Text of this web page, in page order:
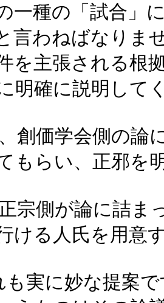
一種の「試合」
言わねばなりま
を主張される根
明確に説明して
創価学会側の論
もらい、正邪を
宗側が論に詰ま
ける人氏を用意
実に妙な提案で